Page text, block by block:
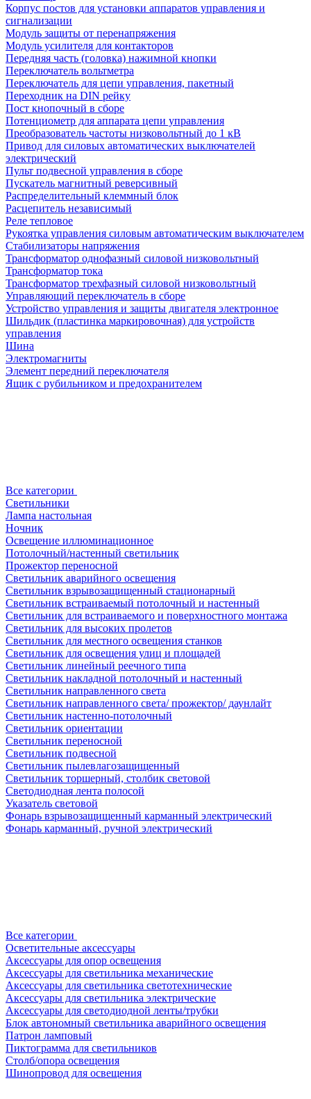
Корпус постов для установки аппаратов управления и
сигнализации
Модуль защиты от перенапряжения
Модуль усилителя для контакторов
Передняя часть (головка) нажимной кнопки
Переключатель вольтметра
Переключатель для цепи управления, пакетный
Переходник на DIN рейку
Пост кнопочный в сборе
Потенциометр для аппарата цепи управления
Преобразователь частоты низковольтный до 1 кВ
Привод для силовых автоматических выключателей
электрический
Пульт подвесной управления в сборе
Пускатель магнитный реверсивный
Распределительный клеммный блок
Расцепитель независимый
Реле тепловое
Рукоятка управления силовым автоматическим выключателем
Стабилизаторы напряжения
Трансформатор однофазный силовой низковольтный
Трансформатор тока
Трансформатор трехфазный силовой низковольтный
Управляющий переключатель в сборе
Устройство управления и защиты двигателя электронное
Шильдик (пластинка маркировочная) для устройств
управления
Шина
Электромагниты
Элемент передний переключателя
Ящик с рубильником и предохранителем
Все категории
Светильники
Лампа настольная
Ночник
Освещение иллюминационное
Потолочный/настенный светильник
Прожектор переносной
Светильник аварийного освещения
Светильник взрывозащищенный стационарный
Светильник встраиваемый потолочный и настенный
Светильник для встраиваемого и поверхностного монтажа
Светильник для высоких пролетов
Светильник для местного освещения станков
Светильник для освещения улиц и площадей
Светильник линейный реечного типа
Светильник накладной потолочный и настенный
Светильник направленного света
Светильник направленного света/ прожектор/ даунлайт
Светильник настенно-потолочный
Светильник ориентации
Светильник переносной
Светильник подвесной
Светильник пылевлагозащищенный
Светильник торшерный, столбик световой
Светодиодная лента полосой
Указатель световой
Фонарь взрывозащищенный карманный электрический
Фонарь карманный, ручной электрический
Все категории
Осветительные аксессуары
Аксессуары для опор освещения
Аксессуары для светильника механические
Аксессуары для светильника светотехнические
Аксессуары для светильника электрические
Аксессуары для светодиодной ленты/трубки
Блок автономный светильника аварийного освещения
Патрон ламповый
Пиктограмма для светильников
Столб/опора освещения
Шинопровод для освещения